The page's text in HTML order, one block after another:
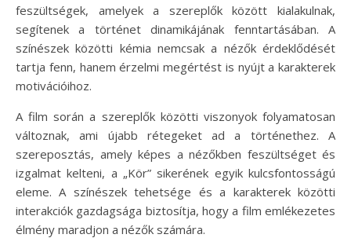
feszültségek, amelyek a szereplők között kialakulnak,
segítenek a történet dinamikájának fenntartásában. A
színészek közötti kémia nemcsak a nézők érdeklődését
tartja fenn, hanem érzelmi megértést is nyújt a karakterek
motivációihoz.
A film során a szereplők közötti viszonyok folyamatosan
változnak, ami újabb rétegeket ad a történethez. A
szereposztás, amely képes a nézőkben feszültséget és
izgalmat kelteni, a „Kör” sikerének egyik kulcsfontosságú
eleme. A színészek tehetsége és a karakterek közötti
interakciók gazdagsága biztosítja, hogy a film emlékezetes
élmény maradjon a nézők számára.